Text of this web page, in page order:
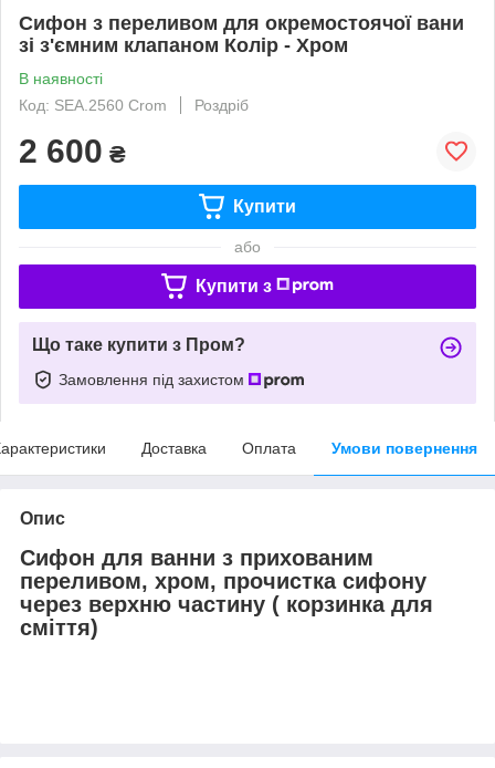
Сифон з переливом для окремостоячої вани
зі з'ємним клапаном Колір - Хром
В наявності
Код: SEA.2560 Crom
Роздріб
2 600 ₴
Купити
або
Купити з
Що таке купити з Пром?
Замовлення під захистом
Доставка Оплата Умови повернення
Опис
Сифон для ванни з прихованим
переливом, хром, прочистка сифону
через верхню частину ( корзинка для
сміття)